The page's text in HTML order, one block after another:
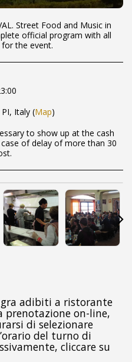
Street Food and Music in
official program with all
the event.
Italy (Map)
to show up at the cash
of delay of more than 30
adibiti a ristorante
prenotazione on-line,
di selezionare
del turno di
cliccare su